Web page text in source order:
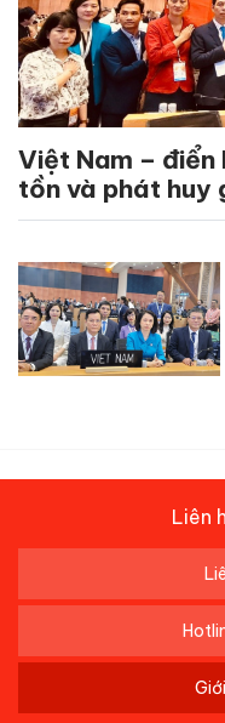
Việt Nam –
tồn và phát huy
Liên